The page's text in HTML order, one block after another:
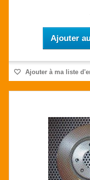
Ajouter
Ajouter à ma liste